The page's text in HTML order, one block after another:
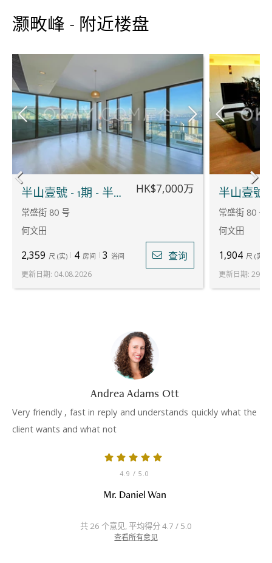
灏畋峰 - 附近楼盘
半山壹號 - 1期 - 半山徑26號
常盛街 80 号
何文田
HK$7,000万
2,359 尺 (实) 4 房间 3 浴间 查询
更新日期: 04.08.2026
常盛街 80 号
何文田
1,904 尺 (实
更新日期:
Andrea Adams Ott
Very friendly , fast in reply and understands quickly what the
client wants and what not
4.9 / 5.0
Mr. Daniel Wan
共 26 个意见, 平均得分 4.7 / 5.0
查看所有意见